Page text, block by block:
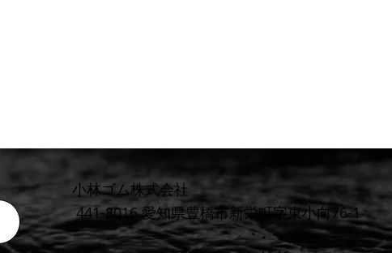
小林ゴム株式会社
441-8016 愛知県豊橋市新栄町字東小向76-1